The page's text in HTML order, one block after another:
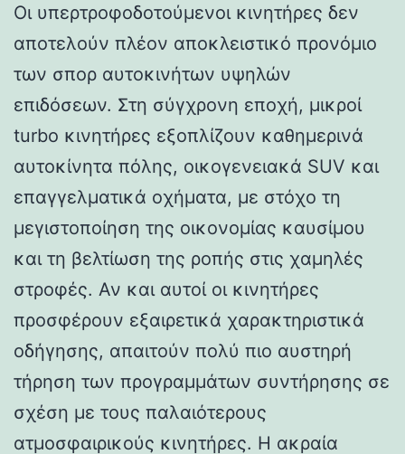
Οι υπερτροφοδοτούμενοι κινητήρες δεν
αποτελούν πλέον αποκλειστικό προνόμιο
των σπορ αυτοκινήτων υψηλών
επιδόσεων. Στη σύγχρονη εποχή, μικροί
turbo κινητήρες εξοπλίζουν καθημερινά
αυτοκίνητα πόλης, οικογενειακά SUV και
επαγγελματικά οχήματα, με στόχο τη
μεγιστοποίηση της οικονομίας καυσίμου
και τη βελτίωση της ροπής στις χαμηλές
στροφές. Αν και αυτοί οι κινητήρες
προσφέρουν εξαιρετικά χαρακτηριστικά
οδήγησης, απαιτούν πολύ πιο αυστηρή
τήρηση των προγραμμάτων συντήρησης σε
σχέση με τους παλαιότερους
ατμοσφαιρικούς κινητήρες. Η ακραία